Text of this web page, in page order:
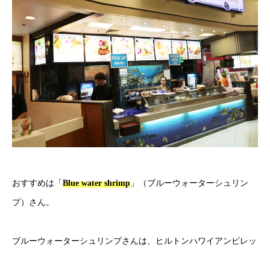
おすすめは「Blue water shrimp 」（ブルーウォーターシュリン
プ）さん。
ブルーウォーターシュリンプさんは、ヒルトンハワイアンビレッ